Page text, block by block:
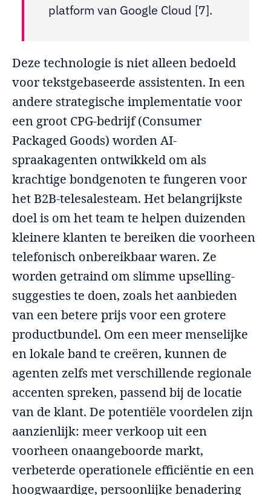
platform van Google Cloud [7].
Deze technologie is niet alleen bedoeld
voor tekstgebaseerde assistenten. In een
andere strategische implementatie voor
een groot CPG-bedrijf (Consumer
Packaged Goods) worden AI-
spraakagenten ontwikkeld om als
krachtige bondgenoten te fungeren voor
het B2B-telesalesteam. Het belangrijkste
doel is om het team te helpen duizenden
kleinere klanten te bereiken die voorheen
telefonisch onbereikbaar waren. Ze
worden getraind om slimme upselling-
suggesties te doen, zoals het aanbieden
van een betere prijs voor een grotere
productbundel. Om een meer menselijke
en lokale band te creëren, kunnen de
agenten zelfs met verschillende regionale
accenten spreken, passend bij de locatie
van de klant. De potentiële voordelen zijn
aanzienlijk: meer verkoop uit een
voorheen onaangeboorde markt,
verbeterde operationele efficiëntie en een
hoogwaardige, persoonlijke benadering